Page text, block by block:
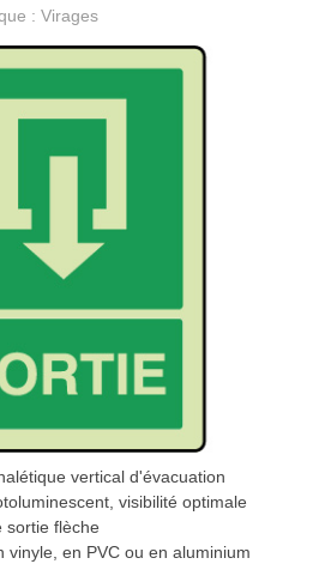
: Virages
vertical d'évacuation
visibilité optimale
sortie flèche
vinyle, en PVC ou en aluminium